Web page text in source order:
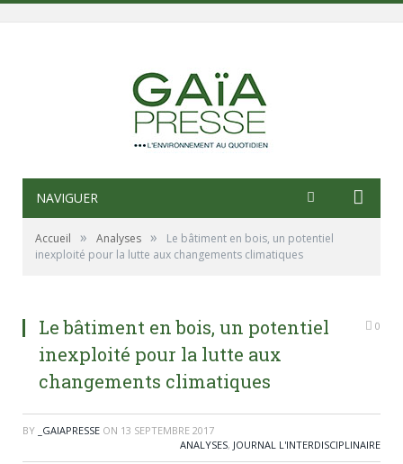
NAVIGUER
Accueil » Analyses »
Le bâtiment en bois, un potentiel
inexploité pour la lutte aux changements climatiques
Le bâtiment en bois, un potentiel
inexploité pour la lutte aux
changements climatiques
0
BY _GAIAPRESSE ON 13 SEPTEMBRE 2017
ANALYSES, JOURNAL L'INTERDISCIPLINAIRE